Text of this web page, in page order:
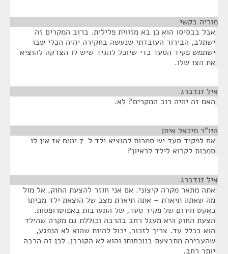
מוריה בקשי
אבל בבסיסו הוא כן בא מזווית פלילית. ברוב המקרים זה
ישתלב, הבירור העובדתי שנעשה בחקירה יהיה הכלי שבו
ישתמש פקיד הסעד כדי שיוכל להגיד שיש לו הצדקה להוציא
את הצו שלו.
איל זנדברג
האם זה יהיה רוב המקרים? לא.
היו"ר מיכאל איתן
אם לפקיד סעד יש סמכות להוציא ילד ל-7 ימים אז אין לו
סמכות לקרוא לילד לראיון?
איל זנדברג
אתה מתאר מקרה קיצוני. אם אני חוזר להצעת החוק, אל מול
מה שאתה תיארת – אתה תיארת מצב של הוצאת ילד מביתו
כאקט חירום של פקיד סעד, של התערבות באפוטרופסות.
הצעת החוק היא מעגל רחב בהרבה וכוללת גם מקרה שהילד
הוא בכלל עֵד. צריך לזכור, יכול להיות שהוא לא הנפגע,
שהעבירה מתבצעת בנוכחותו והוא לא הקורבן. לכן זה הרבה
יותר רחב.